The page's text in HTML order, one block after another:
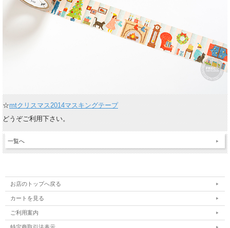
☆mtクリスマス2014マスキングテープ
どうぞご利用下さい。
一覧へ
お店のトップへ戻る
カートを見る
ご利用案内